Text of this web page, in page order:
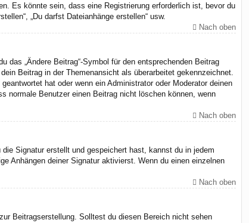
Es könnte sein, dass eine Registrierung erforderlich ist, bevor du
„Du darfst Dateianhänge erstellen“ usw.
Nach oben
das „Ändere Beitrag“-Symbol für den entsprechenden Beitrag
Beitrag in der Themenansicht als überarbeitet gekennzeichnet.
hat oder wenn ein Administrator oder Moderator deinen
normale Benutzer einen Beitrag nicht löschen können, wenn
Nach oben
Signatur erstellt und gespeichert hast, kannst du in jedem
Anhängen deiner Signatur aktivierst. Wenn du einen einzelnen
Nach oben
Beitragserstellung. Solltest du diesen Bereich nicht sehen